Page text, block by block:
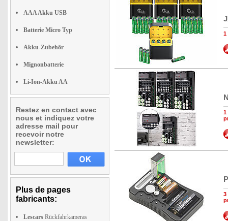
AAA Akku USB
Batterie Micro Typ
Akku-Zubehör
Mignonbatterie
Li-Ion-Akku AA
Restez en contact avec
nous et indiquez votre
adresse mail pour
recevoir notre
newsletter:
Plus de pages
fabricants:
Lescars Rückfahrkameras
1
1
3